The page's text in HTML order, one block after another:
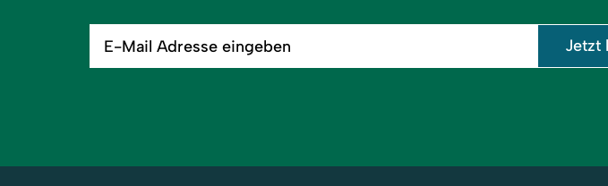
Mail
eingeben
Jetzt